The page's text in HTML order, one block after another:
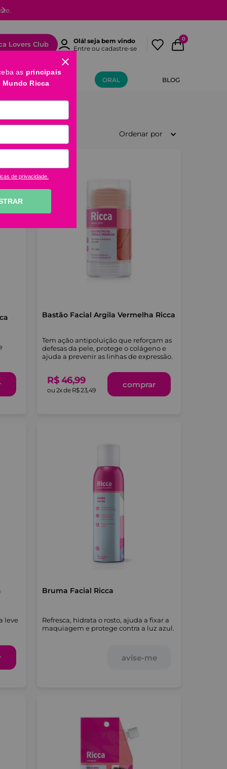
Lovers Club
Olá! seja bem vindo
Entre ou cadastre-se
0
MÃOS E PÉS ORAL BLOG
Ordenar por
Bastão Facial Argila Vermelha Ricca
Tem ação antipoluição que reforçam as
defesas da pele, protege o colágeno e
ajuda a prevenir as linhas de expressão.
R$ 46,99
ou 2x de R$23 49
comprar
leve
Bruma Facial Ricca
Refresca, hidrata o rosto, ajuda a fixar a
maquiagem e protege contra a luz azul.
avise-me
as principais
Ricca
de privacidade.